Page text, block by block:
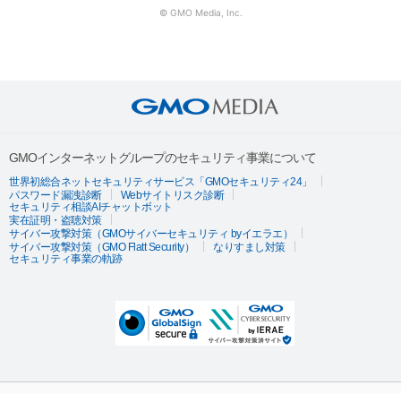
© GMO Media, Inc.
GMOインターネットグループのセキュリティ事業について
世界初総合ネットセキュリティサービス「GMOセキュリティ24」
パスワード漏洩診断
Webサイトリスク診断
セキュリティ相談AIチャットボット
実在証明・盗聴対策
サイバー攻撃対策（GMOサイバーセキュリティ byイエラエ）
サイバー攻撃対策（GMO Flatt Security）
なりすまし対策
セキュリティ事業の軌跡